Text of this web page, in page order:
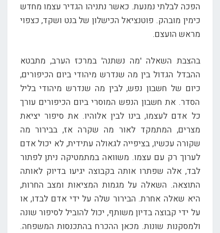
הפכה לבלתי נמנעת. כאשר נתניהו הגדיר עצמו מחדש
כימין מובהק. פוטנציאל הכישלון של בנט ושקד, כצפוי
מראש הועצם.
בהצבת השאלה 'מה נשתנה' במרכז הערב, מתבטא
ההבדל הגדול בין מה שנדרש מיהודי ביום הכיפורים,
כיום של חשבון נפש, לבין מה שנדרש מיהודי בליל
הסדר. את חשבון הנפש המוסרי ביום הכיפורים עורך
כל אדם לעצמו, בינו לבין אלוהיו. את סיפור יציאת
מצרים, המתמקד לאור מה שקרה אז, בבירור מה
שקורה עכשיו, בציפייה לגאולה עתידית, לא יכול אדם
לערוך רק עם עצמו. משוואה במתמטיקה ניתן לפתור
לבד, אלה שפתרו אותה בקבוצה יגיעו בדיוק לאותה
התוצאה. השאלה על מגמות המציאות ומצב החרות,
היא שאלה אחרת. הבירור שלה על ידי אדם לבדו, או
על ידי קבוצה בדיון משותף, יכול להוביל לסיפור שונה
ולמסקנות שונות. מכאן ההכרח בהתכנסות המשפחה.